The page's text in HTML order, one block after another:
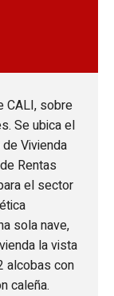
CALI, sobre
Se ubica el
Vivienda
Rentas
el sector
sola nave,
la vista
alcobas con
caleña.